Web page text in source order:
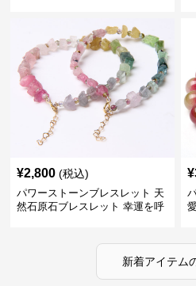
¥2,800 (税込)
パワーストーンブレスレット 天
然石原石ブレスレット 幸運を呼
¥
新着アイテム